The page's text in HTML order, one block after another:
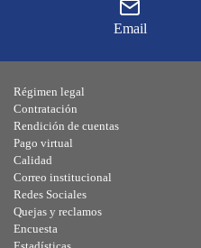
Email
Régimen legal
Contratación
Rendición de cuentas
Pago virtual
Calidad
Correo institucional
Redes Sociales
Quejas y reclamos
Encuesta